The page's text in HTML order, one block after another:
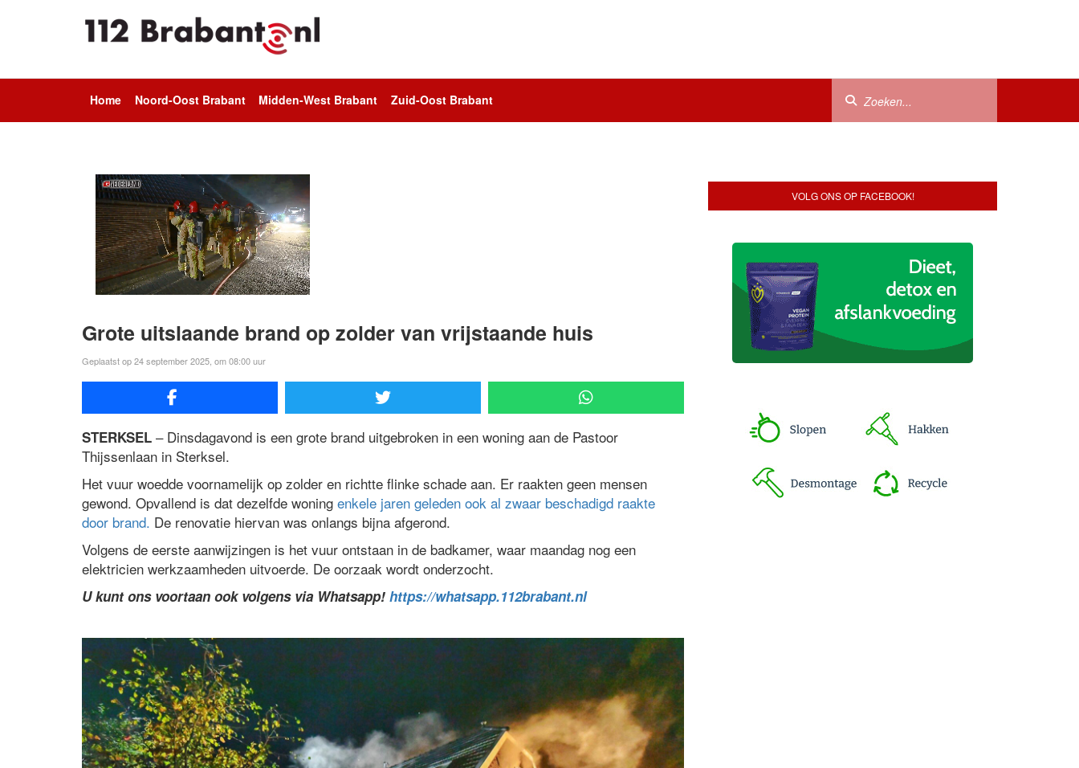
Home Noord-Oost Brabant Midden-West Brabant Zuid-Oost Brabant
Grote uitslaande brand op zolder van vrijstaande huis
Geplaatst op 24 september 2025, om 08:00 uur
STERKSEL – Dinsdagavond is een grote brand uitgebroken in een woning aan de Pastoor
Thijssenlaan in Sterksel.
Het vuur woedde voornamelijk op zolder en richtte flinke schade aan. Er raakten geen mensen
gewond. Opvallend is dat dezelfde woning enkele jaren geleden ook al zwaar beschadigd raakte
door brand. De renovatie hiervan was onlangs bijna afgerond.
Volgens de eerste aanwijzingen is het vuur ontstaan in de badkamer, waar maandag nog een
elektricien werkzaamheden uitvoerde. De oorzaak wordt onderzocht.
U kunt ons voortaan ook volgens via Whatsapp! https://whatsapp.112brabant.nl
VOLG ONS OP FACEBOOK!